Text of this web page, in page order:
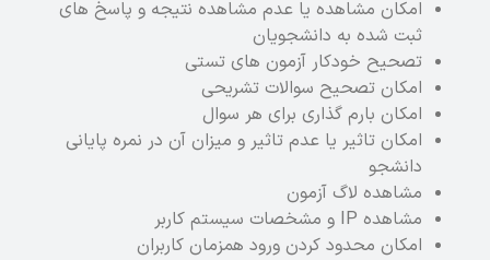
امکان مشاهده یا عدم مشاهده نتیجه و پاسخ های
ثبت شده به دانشجویان
تصحیح خودکار آزمون های تستی
امکان تصحیح سوالات تشریحی
امکان بارم گذاری برای هر سوال
امکان تاثیر یا عدم تاثیر و میزان آن در نمره پایانی
دانشجو
مشاهده لاگ آزمون
مشاهده IP و مشخصات سیستم کاربر
امکان محدود کردن ورود همزمان کاربران